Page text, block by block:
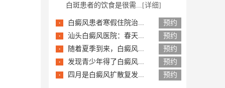
白斑患者的饮食是很需... [详细]
· 白癜风患者寒假住院治... 预约
· 汕头白癜风医院：春天... 预约
· 随着夏季到来，白癜风... 预约
· 发现青少年得了白癜风... 预约
· 四月是白癜风扩散复发... 预约